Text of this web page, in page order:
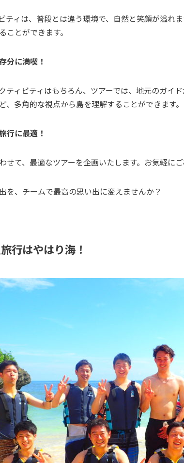
ティは、普段とは違う環境で、自然と笑顔が溢れ
ことができます。
分に満喫！
ティビティはもちろん、ツアーでは、地元のガイ
、多角的な視点から島を理解することができます。
行に最適！
せて、最適なツアーを企画いたします。お気軽にご
を、チームで最高の思い出に変えませんか？
行はやはり海！